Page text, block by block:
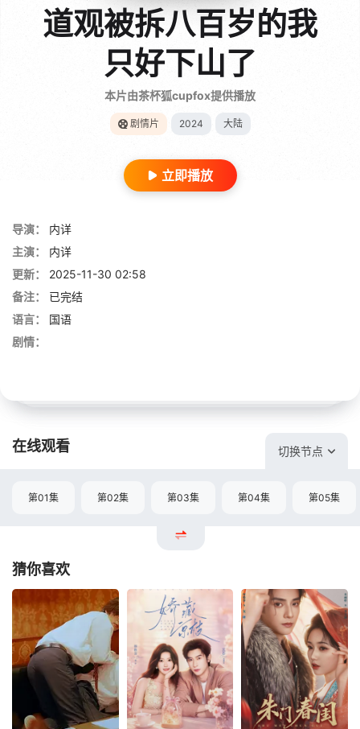
道观被拆八百岁的我
只好下山了
本片由茶杯狐cupfox提供播放
剧情片 2024 大陆
立即播放
导演：
内详
主演：
内详
更新：
2025-11-30 02:58
备注：
已完结
语言：
国语
剧情：
在线观看 切换节点
第01集 第02集 第03集 第04集 第05集
猜你喜欢